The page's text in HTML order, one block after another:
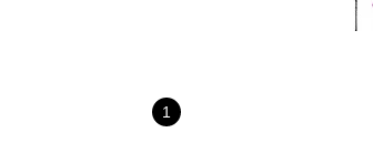
1